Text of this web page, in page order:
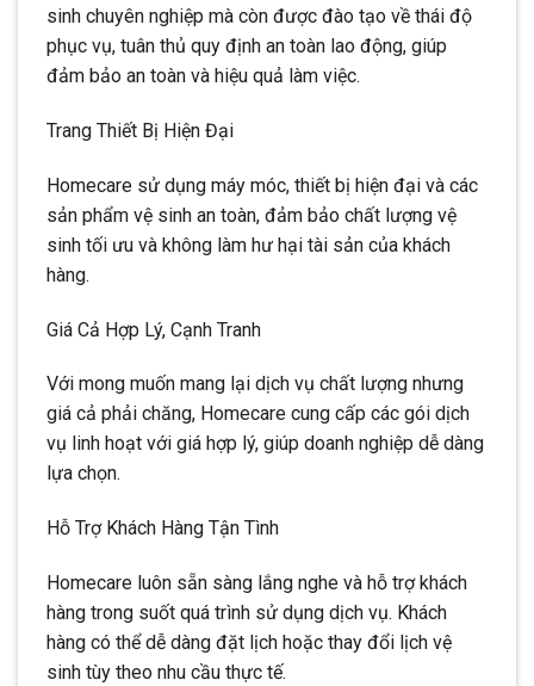
sinh chuyên nghiệp mà còn được đào tạo về thái độ
phục vụ, tuân thủ quy định an toàn lao động, giúp
đảm bảo an toàn và hiệu quả làm việc.
Trang Thiết Bị Hiện Đại
Homecare sử dụng máy móc, thiết bị hiện đại và các
sản phẩm vệ sinh an toàn, đảm bảo chất lượng vệ
sinh tối ưu và không làm hư hại tài sản của khách
hàng.
Giá Cả Hợp Lý, Cạnh Tranh
Với mong muốn mang lại dịch vụ chất lượng nhưng
giá cả phải chăng, Homecare cung cấp các gói dịch
vụ linh hoạt với giá hợp lý, giúp doanh nghiệp dễ dàng
lựa chọn.
Hỗ Trợ Khách Hàng Tận Tình
Homecare luôn sẵn sàng lắng nghe và hỗ trợ khách
hàng trong suốt quá trình sử dụng dịch vụ. Khách
hàng có thể dễ dàng đặt lịch hoặc thay đổi lịch vệ
sinh tùy theo nhu cầu thực tế.